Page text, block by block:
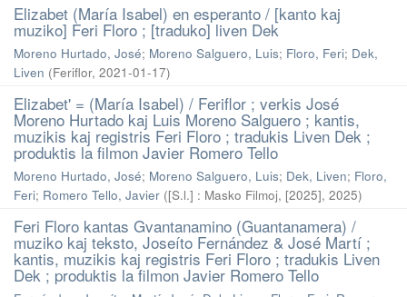
Elizabet (María Isabel) en esperanto / [kanto kaj
muziko] Feri Floro ; [traduko] liven Dek
Moreno Hurtado, José; Moreno Salguero, Luis; Floro, Feri; Dek,
Liven (Feriflor, 2021-01-17)
Elizabet' = (María Isabel) / Feriflor ; verkis José
Moreno Hurtado kaj Luis Moreno Salguero ; kantis,
muzikis kaj registris Feri Floro ; tradukis Liven Dek ;
produktis la filmon Javier Romero Tello
Moreno Hurtado, José; Moreno Salguero, Luis; Dek, Liven; Floro,
Feri; Romero Tello, Javier ([S.l.] : Masko Filmoj, [2025], 2025)
Feri Floro kantas Gvantanamino (Guantanamera) /
muziko kaj teksto, Joseíto Fernández & José Martí ;
kantis, muzikis kaj registris Feri Floro ; tradukis Liven
Dek ; produktis la filmon Javier Romero Tello